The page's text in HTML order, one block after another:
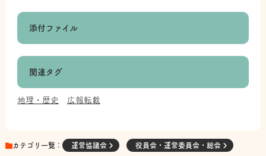
添付ファイル
関連タグ
地理・歴史 広報転載
カテゴリ一覧： 運営協議会 役員会・運営委員会・総会